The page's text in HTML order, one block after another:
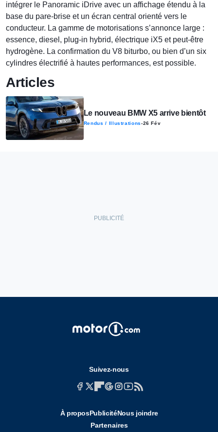
intégrer le Panoramic iDrive avec un affichage étendu à la
base du pare-brise et un écran central orienté vers le
conducteur. La gamme de motorisations s’annonce large :
essence, diesel, plug-in hybrid, électrique iX5 et peut-être
hydrogène. La confirmation du V8 biturbo, ou bien d’un six
cylindres électrifié à hautes performances, est possible.
Articles
Le nouveau BMW X5 arrive bientôt
Rendus / Illustrations-26 Fév
Suivez-nous
À proposPublicitéNous joindre
Partenaires